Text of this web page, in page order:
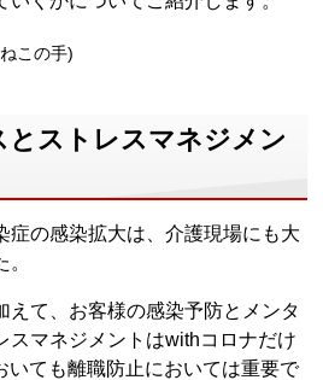
この手)
とストレスマネジメン
症の感染拡大は、介護現場にも大
えて、お客様の感染予防とメンタ
スマネジメントはwithコロナだけ
いても離職防止においては重要で